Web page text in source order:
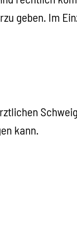
geben. Im
kann.